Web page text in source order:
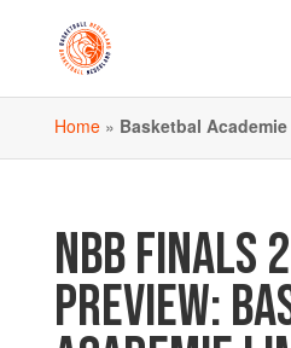
Home» Basketbal
NBB FINALS
PREVIEW: